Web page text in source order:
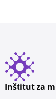
Inštitut za